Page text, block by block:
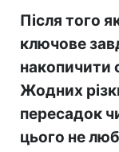
Після того
ключове
накопичити
Жодних
пересадок
цього не